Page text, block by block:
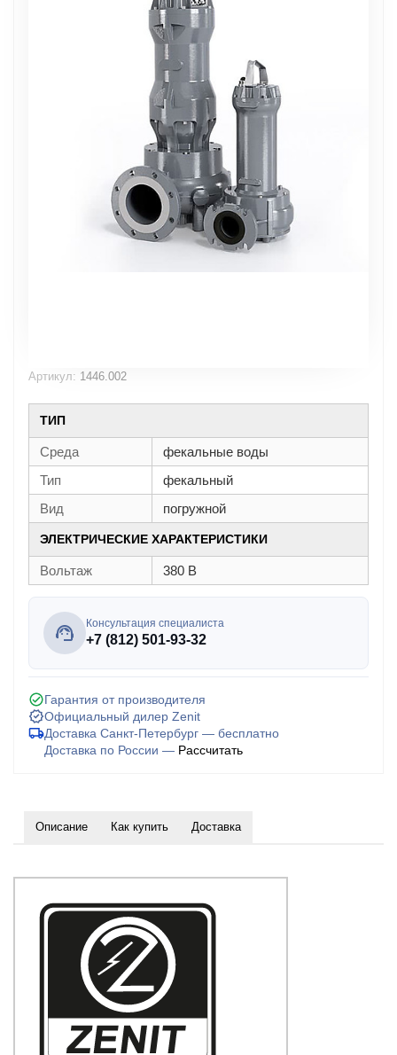
Артикул: 1446.002
ТИП
Среда
фекальные воды
Тип
фекальный
Вид
погружной
ЭЛЕКТРИЧЕСКИЕ ХАРАКТЕРИСТИКИ
Вольтаж 380 В
Консультация специалиста
+7 (812) 501-93-32
Гарантия от производителя
Официальный дилер Zenit
Доставка Санкт-Петербург — бесплатно
Доставка по России — Рассчитать
Описание Как купить Доставка